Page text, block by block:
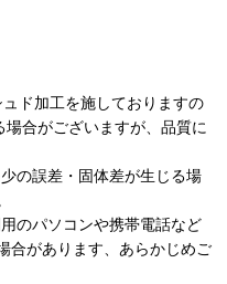
ド加工を施しておりますの
合がございますが、品質に
の誤差・固体差が生じる場
のパソコンや携帯電話など
合があります、あらかじめご